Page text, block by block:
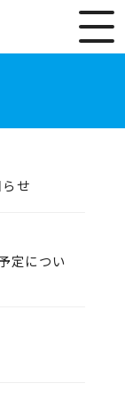
せ
定につい